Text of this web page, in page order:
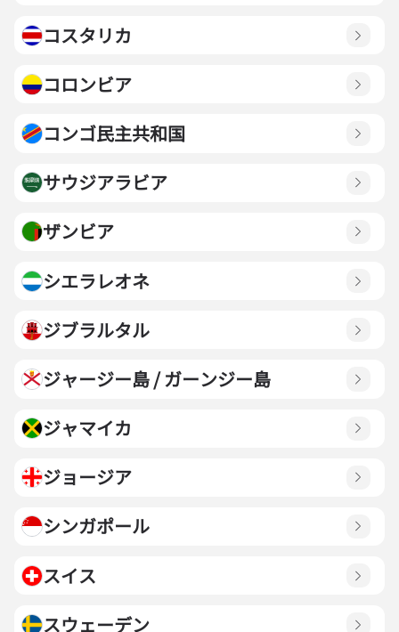
コスタリカ
コロンビア
コンゴ民主共和国
サウジアラビア
ザンビア
シエラレオネ
ジブラルタル
ジャージー島 / ガーンジー島
ジャマイカ
ジョージア
シンガポール
スイス
スウェーデン